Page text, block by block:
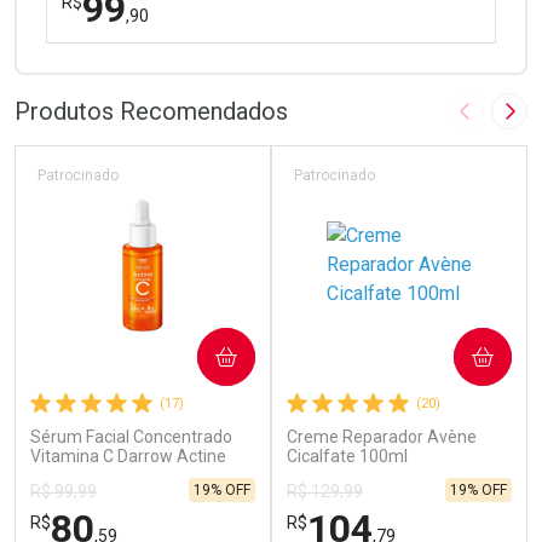
,90
Laboratório
Ativar Desconto
Comprar sem Desconto
Por Menos
Comprar sem Desconto
Produtos Recomendados Imagem
(17)
Sérum Facial Concentrado
Vitamina C Darrow Actine
Patrocinado
R$ 99,99
R$80,59
19% OFF
COMPRAR
(20)
Creme Reparador Avène
Cicalfate 100ml
Patrocinado
R$ 129,99
R$104,79
19% OFF
COMPRAR